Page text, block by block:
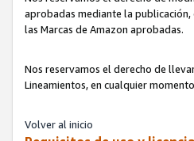
aprobadas mediante la
las Marcas de Amazon aprobadas.
Nos reservamos el derecho de
Lineamientos, en cualquier
Volver al inicio